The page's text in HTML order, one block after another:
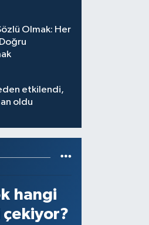
Olmak: Her
etkilendi,
oldu
hangi